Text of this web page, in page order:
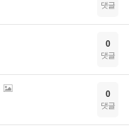
댓글
0
댓글
0
댓글